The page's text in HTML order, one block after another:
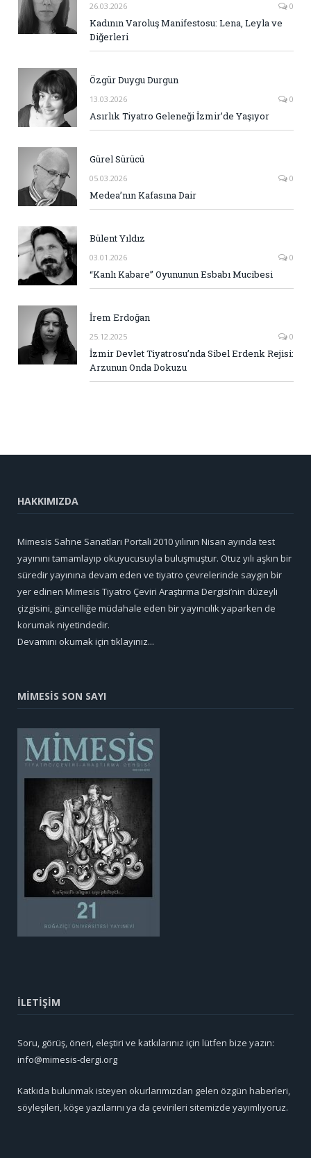
26.03.2026 0
Kadının Varoluş Manifestosu: Lena, Leyla ve
Diğerleri
Özgür Duygu Durgun
13.03.2026 0
Asırlık Tiyatro Geleneği İzmir’de Yaşıyor
Gürel Sürücü
05.03.2026 0
Medea’nın Kafasına Dair
Bülent Yıldız
03.01.2026 0
“Kanlı Kabare” Oyununun Esbabı Mucibesi
İrem Erdoğan
25.12.2025 0
İzmir Devlet Tiyatrosu’nda Sibel Erdenk Rejisi:
Arzunun Onda Dokuzu
HAKKIMIZDA
Mimesis Sahne Sanatları Portali 2010 yılının Nisan ayında test
yayınını tamamlayıp okuyucusuyla buluşmuştur. Otuz yılı aşkın bir
süredir yayınına devam eden ve tiyatro çevrelerinde saygın bir
yer edinen Mimesis Tiyatro Çeviri Araştırma Dergisi’nin düzeyli
çizgisini, güncelliğe müdahale eden bir yayıncılık yaparken de
korumak niyetindedir.
Devamını okumak için tıklayınız...
MİMESİS SON SAYI
İLETİŞİM
Soru, görüş, öneri, eleştiri ve katkılarınız için lütfen bize yazın:
info@mimesis-dergi.org
Katkıda bulunmak isteyen okurlarımızdan gelen özgün haberleri,
söyleşileri, köşe yazılarını ya da çevirileri sitemizde yayımlıyoruz.